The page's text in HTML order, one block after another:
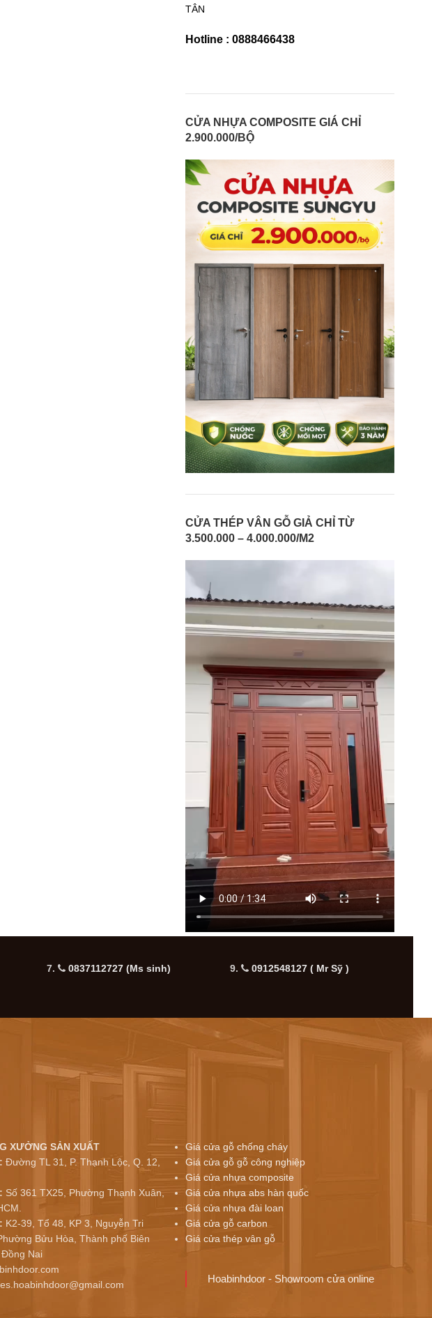
TÂN
Hotline : 0888466438
CỬA NHỰA COMPOSITE GIÁ CHỈ
2.900.000/BỘ
CỬA THÉP VÂN GỖ GIẢ CHỈ TỪ
3.500.000 – 4.000.000/M2
7. 0837112727 (Ms sinh) 9. 0912548127 ( Mr Sỹ )
XƯỞNG SẢN XUẤT
Đường TL 31, P. Thạnh Lộc, Q. 12,
Số 361 TX25, Phường Thạnh Xuân,
K2-39, Tổ 48, KP 3, Nguyễn Tri
Bửu Hòa, Thành phố Biên
Nai
Giá cửa gỗ chống cháy
Giá cửa gỗ gỗ công nghiệp
Giá cửa nhựa composite
Giá cửa nhựa abs hàn quốc
Giá cửa nhựa đài loan
Giá cửa gỗ carbon
Giá cửa thép vân gỗ
Hoabinhdoor - Showroom cửa online